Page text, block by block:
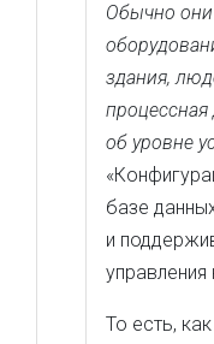
Обычно они
здания,
об уровне
базе
и
управления
То есть,